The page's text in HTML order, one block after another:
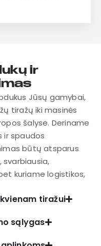
ir
Jūsų gamybai,
tiražų iki masinės
šalyse. Deriname
ir spaudos
būtų atsparus
svarbiausia,
kuriame logistikos,
tiražui
sąlygas